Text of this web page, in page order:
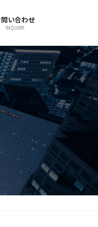
い合わせ
INQUIRY